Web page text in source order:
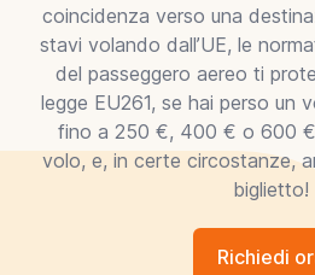
coincidenza verso una
stavi volando dall’UE, le
del passeggero aereo ti
legge EU261, se hai perso un
fino a 250 €, 400 € o 600 €
volo, e, in certe circostanze,
biglietto!
Richiedi